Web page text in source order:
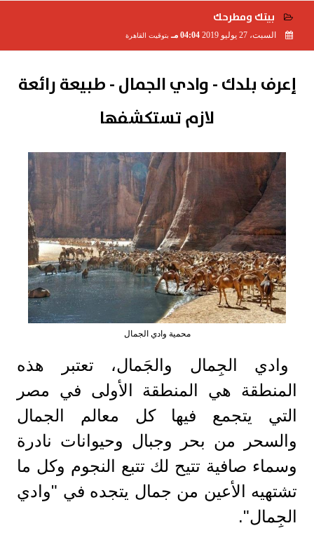
بيتك ومطرحك
السبت، 27 يوليو 2019 04:04 مـ بتوقيت القاهرة
إعرف بلدك - وادي الجمال - طبيعة رائعة
لازم تستكشفها
محمية وادي الجمال
وادي الجِمال والجَمال، تعتبر هذه
المنطقة هي المنطقة الأولى في مصر
التي يتجمع فيها كل معالم الجمال
والسحر من بحر وجبال وحيوانات نادرة
وسماء صافية تتيح لك تتبع النجوم وكل ما
تشتهيه الأعين من جمال يتجده في "وادي
الجِمال".